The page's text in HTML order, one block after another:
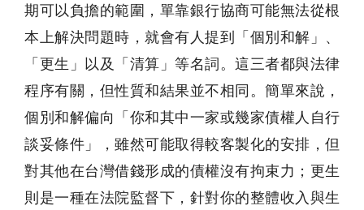
期可以負擔的範圍，單靠銀行協商可能無法從根
本上解決問題時，就會有人提到「個別和解」、
「更生」以及「清算」等名詞。這三者都與法律
程序有關，但性質和結果並不相同。簡單來說，
個別和解偏向「你和其中一家或幾家債權人自行
談妥條件」，雖然可能取得較客製化的安排，但
對其他在台灣借錢形成的債權沒有拘束力；更生
則是一種在法院監督下，針對你的整體收入與生